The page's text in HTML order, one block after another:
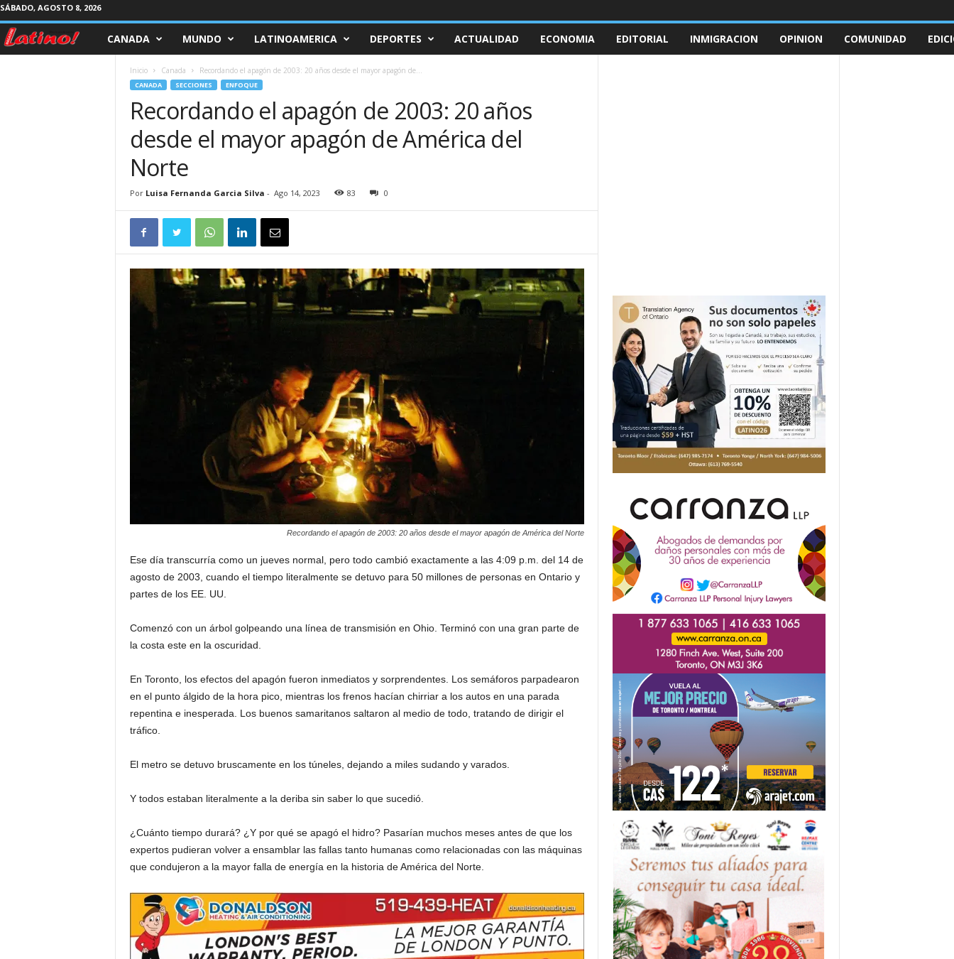
SÁBADO, AGOSTO 8, 2026
CANADA MUNDO LATINOAMERICA DEPORTES ACTUALIDAD ECONOMIA EDITORIAL INMIGRACION OPINION COMUNIDAD
Inicio Canada Recordando el apagón de 2003: 20 años desde el mayor apagón de...
CANADA SECCIONES ENFOQUE
Recordando el apagón de 2003: 20 años
desde el mayor apagón de América del
Norte
Por Luisa Fernanda Garcia Silva - Ago 14, 2023 83 0
Recordando el apagón de 2003: 20 años desde el mayor apagón de América del Norte
Ese día transcurría como un jueves normal, pero todo cambió exactamente a las 4:09 p.m. del 14 de
agosto de 2003, cuando el tiempo literalmente se detuvo para 50 millones de personas en Ontario y
partes de los EE. UU.
Comenzó con un árbol golpeando una línea de transmisión en Ohio. Terminó con una gran parte de
la costa este en la oscuridad.
En Toronto, los efectos del apagón fueron inmediatos y sorprendentes. Los semáforos parpadearon
en el punto álgido de la hora pico, mientras los frenos hacían chirriar a los autos en una parada
repentina e inesperada. Los buenos samaritanos saltaron al medio de todo, tratando de dirigir el
tráfico.
El metro se detuvo bruscamente en los túneles, dejando a miles sudando y varados.
Y todos estaban literalmente a la deriba sin saber lo que sucedió.
¿Cuánto tiempo durará? ¿Y por qué se apagó el hidro? Pasarían muchos meses antes de que los
expertos pudieran volver a ensamblar las fallas tanto humanas como relacionadas con las máquinas
que condujeron a la mayor falla de energía en la historia de América del Norte.